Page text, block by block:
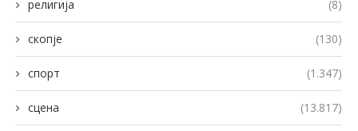
религија (8)
скопје (130)
спорт (1.347)
сцена (13.817)